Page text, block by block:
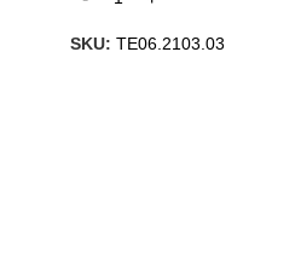
SKU: TE06.2103.03